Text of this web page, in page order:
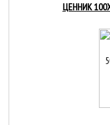
ЦЕННИК